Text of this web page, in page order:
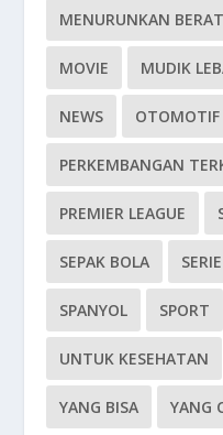
MENURUNKAN
MOVIE MUDIK
NEWS OTOMOTIF
PERKEMBANGAN
PREMIER LEAGUE
SEPAK BOLA
SPANYOL SPORT
UNTUK KESEHATAN
YANG BISA YANG